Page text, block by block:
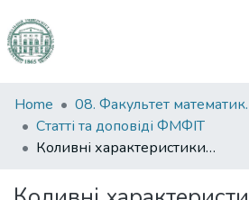
Communities
&
Collections
Home
08. Факультет
Статті та доповіді ФМФІТ
Коливні характеристики сажових частинок вуглецю в полум'ї газової горілки. Ч. 2.